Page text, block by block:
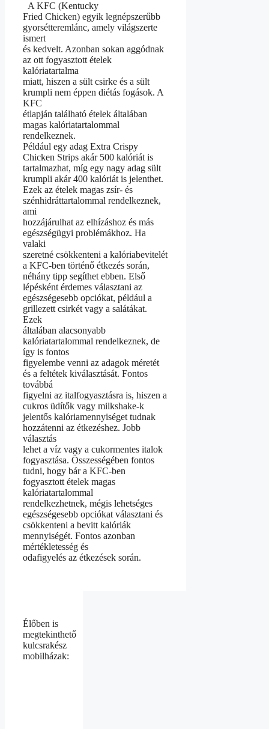
A KFC (Kentucky
Fried Chicken) egyik legnépszerűbb
gyorsétteremlánc, amely világszerte
ismert
és kedvelt. Azonban sokan aggódnak
az ott fogyasztott ételek
kalóriatartalma
miatt, hiszen a sült csirke és a sült
krumpli nem éppen diétás fogások. A
KFC
étlapján található ételek általában
magas kalóriatartalommal
rendelkeznek.
Például egy adag Extra Crispy
Chicken Strips akár 500 kalóriát is
tartalmazhat, míg egy nagy adag sült
krumpli akár 400 kalóriát is jelenthet.
Ezek az ételek magas zsír- és
szénhidráttartalommal rendelkeznek,
ami
hozzájárulhat az elhízáshoz és más
egészségügyi problémákhoz. Ha
valaki
szeretné csökkenteni a kalóriabevitelét
a KFC-ben történő étkezés során,
néhány tipp segíthet ebben. Első
lépésként érdemes választani az
egészségesebb opciókat, például a
grillezett csirkét vagy a salátákat.
Ezek
általában alacsonyabb
kalóriatartalommal rendelkeznek, de
így is fontos
figyelembe venni az adagok méretét
és a feltétek kiválasztását. Fontos
továbbá
figyelni az italfogyasztásra is, hiszen a
cukros üdítők vagy milkshake-k
jelentős kalóriamennyiséget tudnak
hozzátenni az étkezéshez. Jobb
választás
lehet a víz vagy a cukormentes italok
fogyasztása. Összességében fontos
tudni, hogy bár a KFC-ben
fogyasztott ételek magas
kalóriatartalommal
rendelkezhetnek, mégis lehetséges
egészségesebb opciókat választani és
csökkenteni a bevitt kalóriák
mennyiségét. Fontos azonban
mértékletesség és
odafigyelés az étkezések során.
Élőben is
megtekinthető
kulcsrakész
mobilházak: